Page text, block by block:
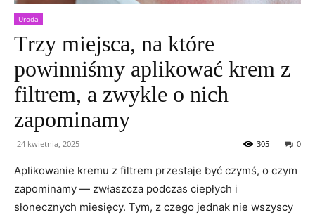
Uroda
Trzy miejsca, na które
powinniśmy aplikować krem z
filtrem, a zwykle o nich
zapominamy
24 kwietnia, 2025 0
305
Aplikowanie kremu z filtrem przestaje być czymś, o czym
zapominamy — zwłaszcza podczas ciepłych i
słonecznych miesięcy. Tym, z czego jednak nie wszyscy